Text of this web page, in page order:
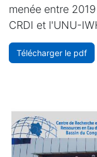
menée entre
CRDI et l'UNU-
Télécharger le pdf